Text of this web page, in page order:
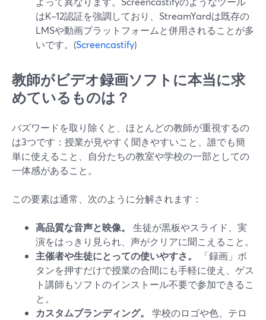
はK–12認証を強調しており、StreamYardは既存の
LMSや動画プラットフォームと併用されることが多
いです。(Screencastify)
教師がビデオ録画ソフトに本当に求
めているものは？
バズワードを取り除くと、ほとんどの教師が重視するの
は3つです：授業が見やすく聞きやすいこと、誰でも簡
単に使えること、自分たちの教室や学校の一部としての
一体感があること。
この要素は通常、次のように分解されます：
高品質な音声と映像。
生徒が黒板やスライド、実
演をはっきり見られ、声がクリアに聞こえること。
主催者や生徒にとっての使いやすさ。
「録画」ボ
タンを押すだけで授業の合間にも手軽に使え、ゲス
ト講師もソフトのインストール不要で参加できるこ
と。
カスタムブランディング。
学校のロゴや色、テロ